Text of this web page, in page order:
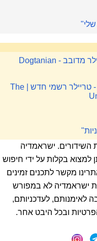
דארטניאן ושלושת המוסקטרים טריילר מדובב - Dogtanian
משקלו הבלתי נסבל של כישרון ענק - טריילר רשמי חדש | The
ישראמדיה
בקלות על ידי חיפוש
מקשר לתכנים זמינים
ישראמדיה לא במפורש
לאימנותם, לעדכניותם,
ובכל היבט אחר.